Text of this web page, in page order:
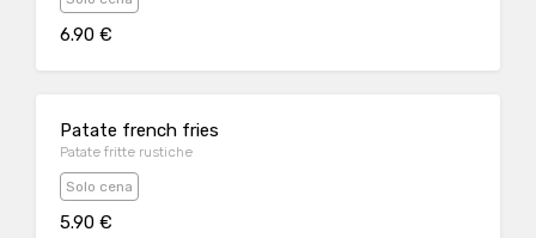
6.90 €
Patate french fries
Patate fritte rustiche
Solo cena
5.90 €